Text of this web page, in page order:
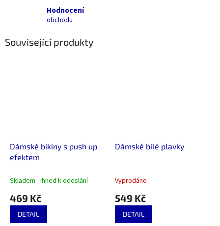
Hodnocení
obchodu
Související produkty
Dámské bikiny s push up
efektem
Skladem - ihned k odeslání
469 Kč
DETAIL
Dámské bílé plavky
Vyprodáno
549 Kč
DETAIL